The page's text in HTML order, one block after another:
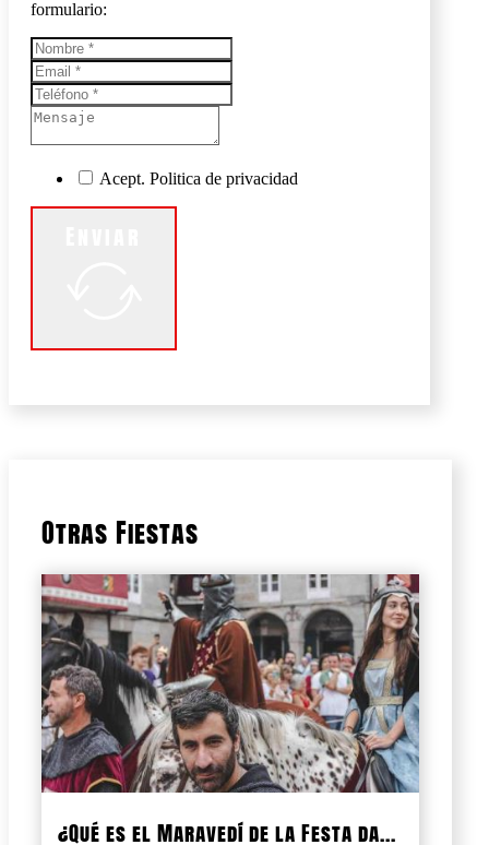
formulario:
Acept. Politica de privacidad
Otras Fiestas
¿Qué es el Maravedí de la Festa da...